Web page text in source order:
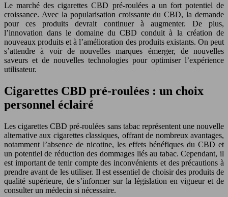
Le marché des cigarettes CBD pré-roulées a un fort potentiel de
croissance. Avec la popularisation croissante du CBD, la demande
pour ces produits devrait continuer à augmenter. De plus,
l’innovation dans le domaine du CBD conduit à la création de
nouveaux produits et à l’amélioration des produits existants. On peut
s’attendre à voir de nouvelles marques émerger, de nouvelles
saveurs et de nouvelles technologies pour optimiser l’expérience
utilisateur.
Cigarettes CBD pré-roulées : un choix
personnel éclairé
Les cigarettes CBD pré-roulées sans tabac représentent une nouvelle
alternative aux cigarettes classiques, offrant de nombreux avantages,
notamment l’absence de nicotine, les effets bénéfiques du CBD et
un potentiel de réduction des dommages liés au tabac. Cependant, il
est important de tenir compte des inconvénients et des précautions à
prendre avant de les utiliser. Il est essentiel de choisir des produits de
qualité supérieure, de s’informer sur la législation en vigueur et de
consulter un médecin si nécessaire.